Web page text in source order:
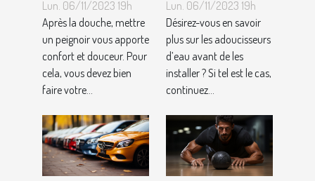
bain pour
homme ?
Lun. 06/11/2023 19h
Après la douche, mettre
un peignoir vous apporte
confort et douceur. Pour
cela, vous devez bien
faire votre...
d’eau ?
Lun. 06/11/2023 19h
Désirez-vous en savoir
plus sur les adoucisseurs
d’eau avant de les
installer ? Si tel est le cas,
continuez...